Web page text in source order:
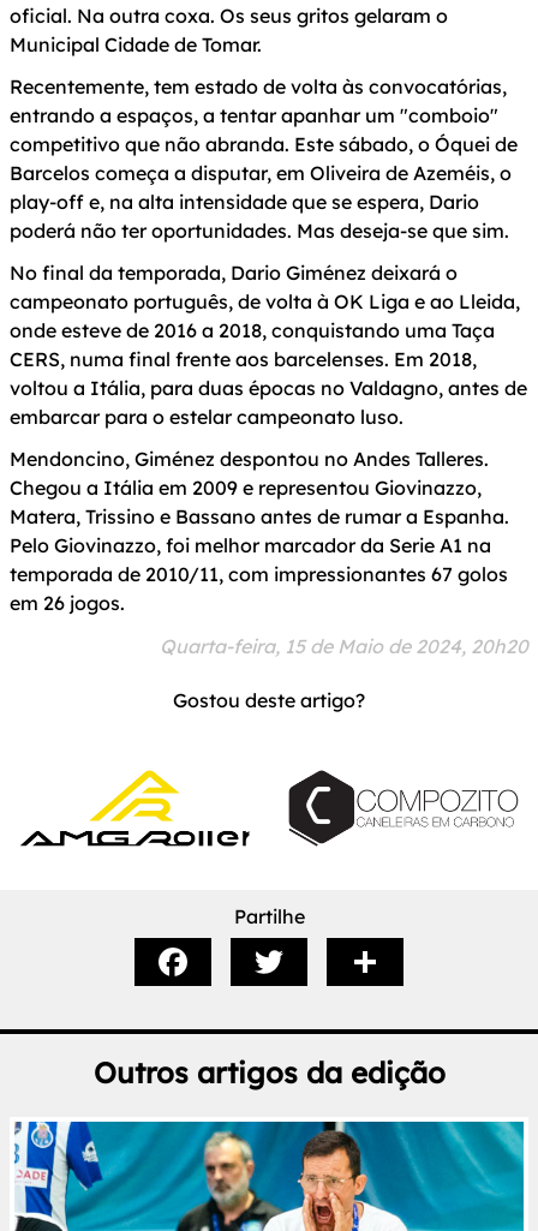
oficial. Na outra coxa. Os seus gritos gelaram o
Municipal Cidade de Tomar.
Recentemente, tem estado de volta às convocatórias,
entrando a espaços, a tentar apanhar um "comboio"
competitivo que não abranda. Este sábado, o Óquei de
Barcelos começa a disputar, em Oliveira de Azeméis, o
play-off e, na alta intensidade que se espera, Dario
poderá não ter oportunidades. Mas deseja-se que sim.
No final da temporada, Dario Giménez deixará o
campeonato português, de volta à OK Liga e ao Lleida,
onde esteve de 2016 a 2018, conquistando uma Taça
CERS, numa final frente aos barcelenses. Em 2018,
voltou a Itália, para duas épocas no Valdagno, antes de
embarcar para o estelar campeonato luso.
Mendoncino, Giménez despontou no Andes Talleres.
Chegou a Itália em 2009 e representou Giovinazzo,
Matera, Trissino e Bassano antes de rumar a Espanha.
Pelo Giovinazzo, foi melhor marcador da Serie A1 na
temporada de 2010/11, com impressionantes 67 golos
em 26 jogos.
Quarta-feira, 15 de Maio de 2024, 20h20
Gostou deste artigo?
Partilhe
Outros artigos da edição